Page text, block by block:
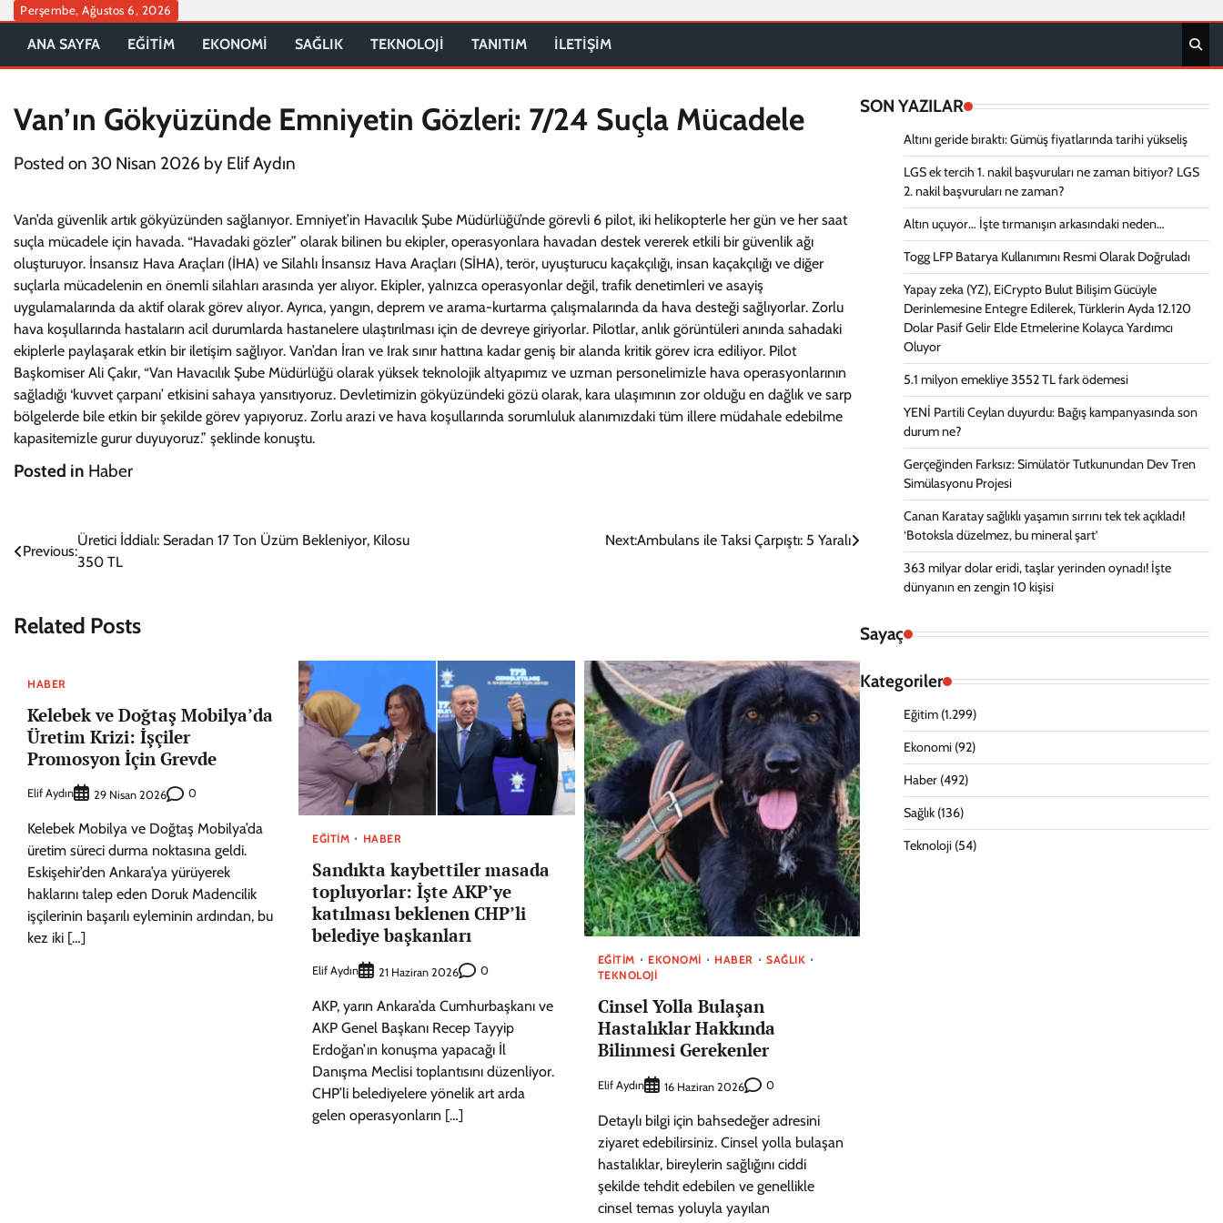
Skip
content
Perşembe, Ağustos 6, 2026
ANA SAYFA EĞİTİM EKONOMİ SAĞLIK TEKNOLOJİ TANITIM İLETİŞİM
Van’ın Gökyüzünde Emniyetin Gözleri: 7/24 Suçla Mücadele
Posted on 30 Nisan 2026 by Elif Aydın
Van’da güvenlik artık gökyüzünden sağlanıyor. Emniyet’in Havacılık Şube Müdürlüğü’nde görevli 6 pilot, iki helikopterle her gün ve her saat
suçla mücadele için havada. “Havadaki gözler” olarak bilinen bu ekipler, operasyonlara havadan destek vererek etkili bir güvenlik ağı
oluşturuyor. İnsansız Hava Araçları (İHA) ve Silahlı İnsansız Hava Araçları (SİHA), terör, uyuşturucu kaçakçılığı, insan kaçakçılığı ve diğer
suçlarla mücadelenin en önemli silahları arasında yer alıyor. Ekipler, yalnızca operasyonlar değil, trafik denetimleri ve asayiş
uygulamalarında da aktif olarak görev alıyor. Ayrıca, yangın, deprem ve arama-kurtarma çalışmalarında da hava desteği sağlıyorlar. Zorlu
hava koşullarında hastaların acil durumlarda hastanelere ulaştırılması için de devreye giriyorlar. Pilotlar, anlık görüntüleri anında sahadaki
ekiplerle paylaşarak etkin bir iletişim sağlıyor. Van’dan İran ve Irak sınır hattına kadar geniş bir alanda kritik görev icra ediliyor. Pilot
Başkomiser Ali Çakır, “Van Havacılık Şube Müdürlüğü olarak yüksek teknolojik altyapımız ve uzman personelimizle hava operasyonlarının
sağladığı ‘kuvvet çarpanı’ etkisini sahaya yansıtıyoruz. Devletimizin gökyüzündeki gözü olarak, kara ulaşımının zor olduğu en dağlık ve sarp
bölgelerde bile etkin bir şekilde görev yapıyoruz. Zorlu arazi ve hava koşullarında sorumluluk alanımızdaki tüm illere müdahale edebilme
kapasitemizle gurur duyuyoruz.” şeklinde konuştu.
Posted in Haber
Yazı
Previous:
Üretici İddialı: Seradan 17 Ton Üzüm Bekleniyor, Kilosu
350 TL
Next:Ambulans ile Taksi Çarpıştı: 5 Yaralı
Related Posts
HABER
Kelebek ve Doğtaş Mobilya’da
Üretim Krizi: İşçiler
Promosyon İçin Grevde
Elif Aydın 29 Nisan 2026 0
Kelebek Mobilya ve Doğtaş Mobilya’da
üretim süreci durma noktasına geldi.
Eskişehir’den Ankara’ya yürüyerek
haklarını talep eden Doruk Madencilik
işçilerinin başarılı eyleminin ardından, bu
kez iki […]
EĞITIM HABER
Sandıkta kaybettiler masada
topluyorlar: İşte AKP’ye
katılması beklenen CHP’li
belediye başkanları
Elif Aydın 21 Haziran 2026 0
AKP, yarın Ankara’da Cumhurbaşkanı ve
AKP Genel Başkanı Recep Tayyip
Erdoğan’ın konuşma yapacağı İl
Danışma Meclisi toplantısını düzenliyor.
CHP’li belediyelere yönelik art arda
gelen operasyonların […]
EĞITIM EKONOMI HABER
SAĞLIK
TEKNOLOJI
Cinsel Yolla Bulaşan
Hastalıklar Hakkında
Bilinmesi Gerekenler
Elif Aydın 16 Haziran 2026 0
Detaylı bilgi için bahsedeğer adresini
ziyaret edebilirsiniz. Cinsel yolla bulaşan
hastalıklar, bireylerin sağlığını ciddi
şekilde tehdit edebilen ve genellikle
cinsel temas yoluyla yayılan
SON YAZILAR
Altını geride bıraktı: Gümüş fiyatlarında tarihi yükseliş
LGS ek tercih 1. nakil başvuruları ne zaman bitiyor? LGS
2. nakil başvuruları ne zaman?
Altın uçuyor… İşte tırmanışın arkasındaki neden…
Togg LFP Batarya Kullanımını Resmi Olarak Doğruladı
Yapay zeka (YZ), EiCrypto Bulut Bilişim Gücüyle
Derinlemesine Entegre Edilerek, Türklerin Ayda 12.120
Dolar Pasif Gelir Elde Etmelerine Kolayca Yardımcı
Oluyor
5.1 milyon emekliye 3552 TL fark ödemesi
YENİ Partili Ceylan duyurdu: Bağış kampanyasında son
durum ne?
Gerçeğinden Farksız: Simülatör Tutkunundan Dev Tren
Simülasyonu Projesi
Canan Karatay sağlıklı yaşamın sırrını tek tek açıkladı!
‘Botoksla düzelmez, bu mineral şart’
363 milyar dolar eridi, taşlar yerinden oynadı! İşte
dünyanın en zengin 10 kişisi
Sayaç
Kategoriler
Eğitim(1.299)
Ekonomi(92)
Haber(492)
Sağlık(136)
Teknoloji(54)